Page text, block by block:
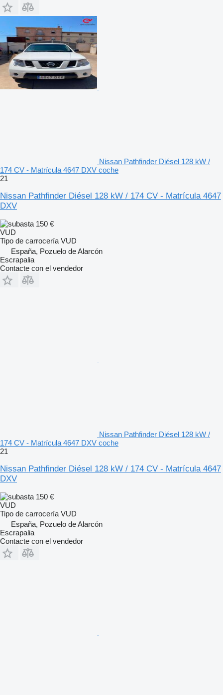
Nissan Pathfinder Diésel 128 kW /
174 CV - Matrícula 4647 DXV coche
21
Nissan Pathfinder Diésel 128 kW / 174 CV - Matrícula 4647
DXV
150 €
VUD
Tipo de carrocería VUD
España, Pozuelo de Alarcón
Escrapalia
Contacte con el vendedor
Nissan Pathfinder Diésel 128 kW /
174 CV - Matrícula 4647 DXV coche
21
Nissan Pathfinder Diésel 128 kW / 174 CV - Matrícula 4647
DXV
150 €
VUD
Tipo de carrocería VUD
España, Pozuelo de Alarcón
Escrapalia
Contacte con el vendedor